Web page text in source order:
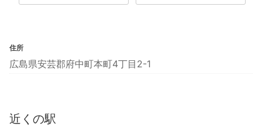
住所
広島県安芸郡府中町本町4丁目2-1
近くの駅